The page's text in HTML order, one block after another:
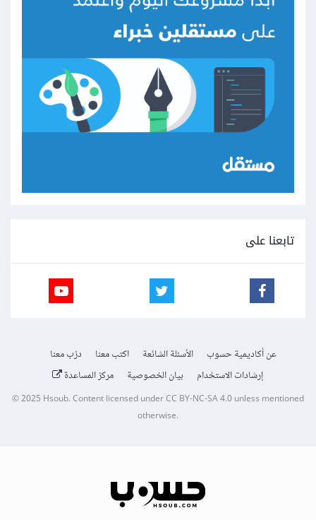
تابعنا على
عن أكاديمية حسوب الأسئلة الشائعة اكتب معنا
درّب معنا
إرشادات الاستخدام
بيان الخصوصية مركز المساعدة
© 2025Hsoub.Content licensed underCC BY-NC-SA 4.0unless mentioned
otherwise.